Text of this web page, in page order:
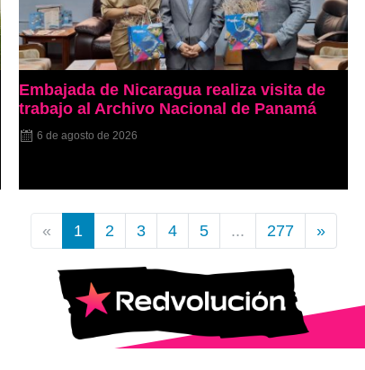
Embajada de Nicaragua realiza visita de
trabajo al Archivo Nacional de Panamá
6 de agosto de 2026
« 1 2 3 4 5 ... 277 »